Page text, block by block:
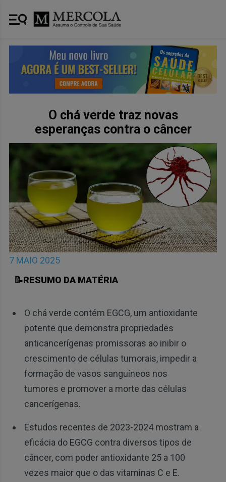
O chá verde traz novas
esperanças contra o câncer
7 MAIO 2025
📝RESUMO DA MATÉRIA
O chá verde contém EGCG, um antioxidante
potente que demonstra propriedades
anticancerígenas promissoras ao inibir o
crescimento de células tumorais, impedir a
formação de vasos sanguíneos nos
tumores e promover a morte das células
cancerígenas.
Estudos recentes de 2023-2024 mostram a
eficácia do EGCG contra diversos tipos de
câncer, com poder antioxidante 25 a 100
vezes maior que o das vitaminas C e E.